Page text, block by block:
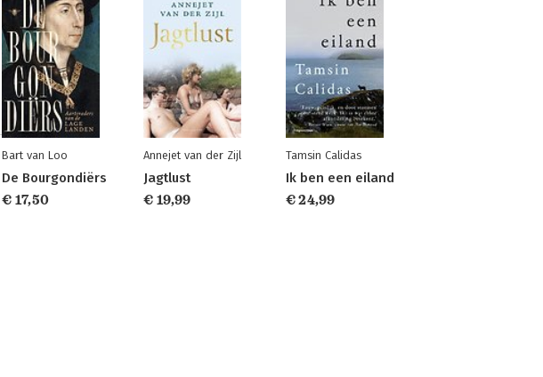
Bart van Loo
De Bourgondiërs
€ 17,50
Annejet van der Zijl
Jagtlust
€ 19,99
Tamsin Calidas
Ik ben een eiland
€ 24,99